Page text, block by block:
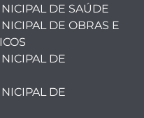
DE SAÚDE
DE OBRAS E
DE
DE